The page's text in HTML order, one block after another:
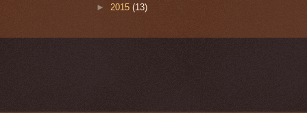
► 2015 (13)